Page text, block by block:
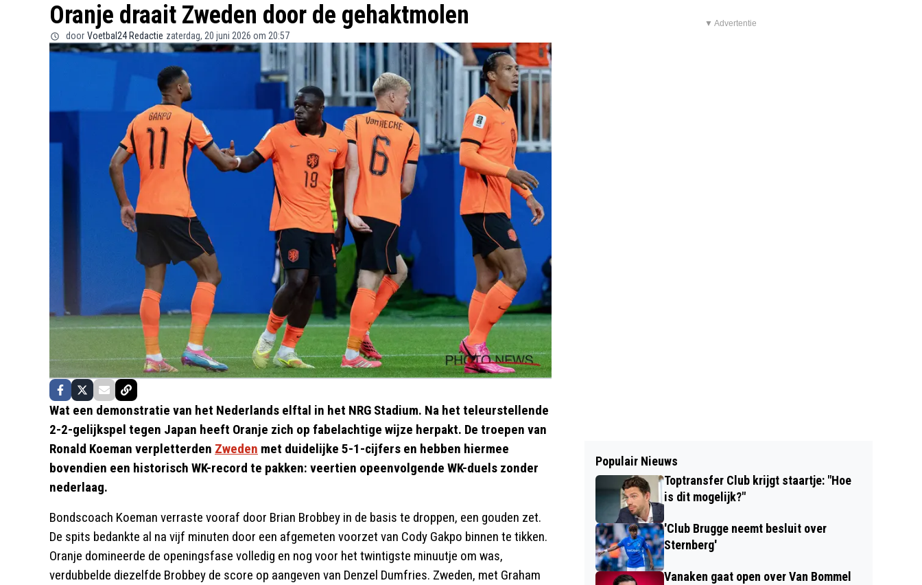
Oranje draait Zweden door de gehaktmolen
door Voetbal24 Redactie zaterdag, 20 juni 2026 om 20:57
Wat een demonstratie van het Nederlands elftal in het NRG Stadium. Na het teleurstellende
2-2-gelijkspel tegen Japan heeft Oranje zich op fabelachtige wijze herpakt. De troepen van
Ronald Koeman verpletterden Zweden met duidelijke 5-1-cijfers en hebben hiermee
bovendien een historisch WK-record te pakken: veertien opeenvolgende WK-duels zonder
nederlaag.
Bondscoach Koeman verraste vooraf door Brian Brobbey in de basis te droppen, een gouden zet.
De spits bedankte al na vijf minuten door een afgemeten voorzet van Cody Gakpo binnen te tikken.
Oranje domineerde de openingsfase volledig en nog voor het twintigste minuutje om was,
verdubbelde diezelfde Brobbey de score op aangeven van Denzel Dumfries. Zweden, met Graham
▼ Advertentie
Populair Nieuws
Toptransfer Club krijgt staartje: "Hoe
is dit mogelijk?"
'Club Brugge neemt besluit over
Sternberg'
Vanaken gaat open over Van Bommel